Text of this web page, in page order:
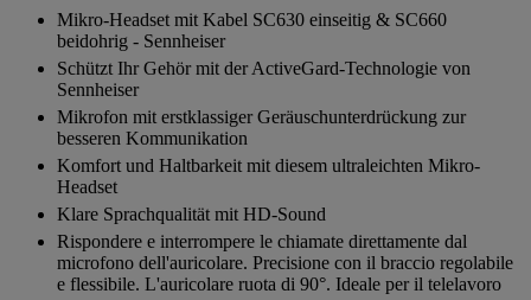
Sternen.
Mikro-Headset mit Kabel SC630 einseitig & SC660
beidohrig - Sennheiser
Schützt Ihr Gehör mit der ActiveGard-Technologie von
Sennheiser
Mikrofon mit erstklassiger Geräuschunterdrückung zur
besseren Kommunikation
Komfort und Haltbarkeit mit diesem ultraleichten Mikro-
Headset
Klare Sprachqualität mit HD-Sound
Rispondere e interrompere le chiamate direttamente dal
microfono dell'auricolare. Precisione con il braccio regolabile
e flessibile. L'auricolare ruota di 90°. Ideale per il telelavoro